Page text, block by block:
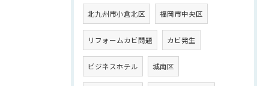
北九州市小倉北区 福岡市中央区
リフォームカビ問題 カビ発生
ビジネスホテル 城南区